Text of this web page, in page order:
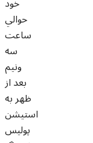
حوالي
ساعت
سه
ونيم
بعد از
ظهر به
استيشن
پوليس